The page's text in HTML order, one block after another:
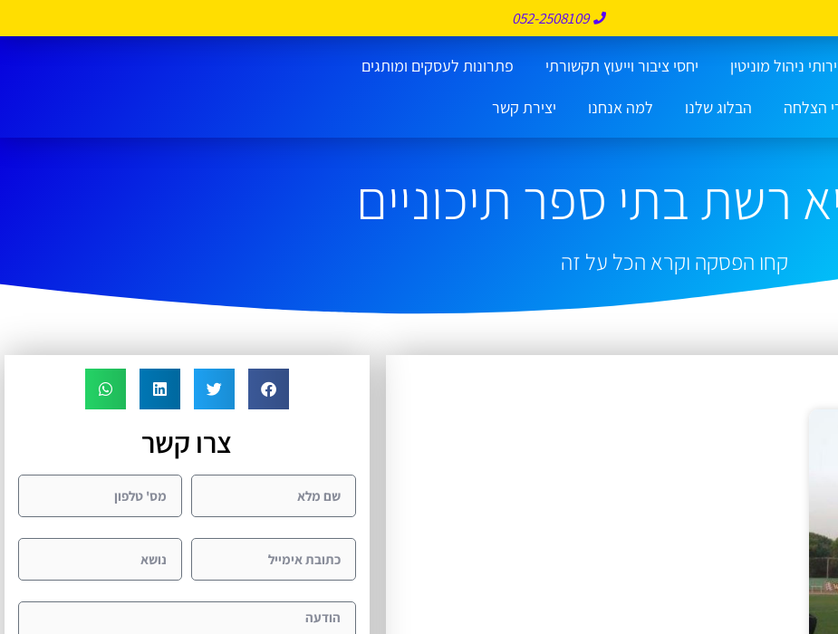
052-2508109
ניהול מוניטין יחסי ציבור וייעוץ תקשורתי
פתרונות לעסקים ומותגים
הצלחה
הבלוג שלנו למה אנחנו יצירת קשר
רשת בתי ספר תיכוניים
קחו הפסקה וקרא הכל על זה
צרו קשר